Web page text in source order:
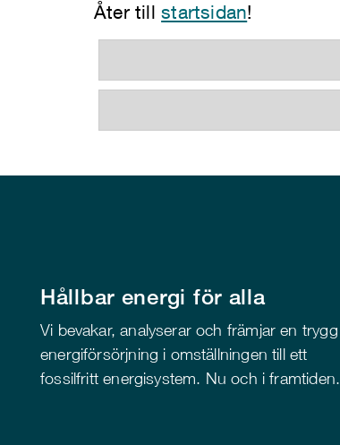
Åter tillstartsidan!
Hållbar energi för alla
Vi bevakar, analyserar och främjar en trygg
energiförsörjning i omställningen till ett
fossilfritt energisystem. Nu och i framtiden.